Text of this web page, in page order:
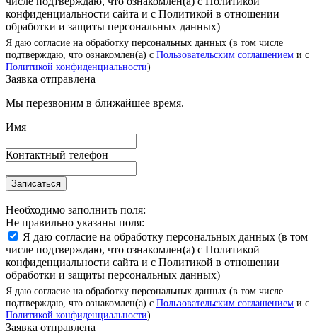
конфиденциальности сайта и с Политикой в отношении
обработки и защиты персональных данных)
Я даю согласие на обработку персональных данных (в том числе
подтверждаю, что ознакомлен(а) с Пользовательским соглашением и с
Политикой конфиденциальности)
Заявка отправлена
Мы перезвоним в ближайшее время.
Имя
Контактный телефон
Записаться
Необходимо заполнить поля:
Не правильно указаны поля:
Я даю согласие на обработку персональных данных (в том
числе подтверждаю, что ознакомлен(а) с Политикой
конфиденциальности сайта и с Политикой в отношении
обработки и защиты персональных данных)
Я даю согласие на обработку персональных данных (в том числе
подтверждаю, что ознакомлен(а) с Пользовательским соглашением и с
Политикой конфиденциальности)
Заявка отправлена